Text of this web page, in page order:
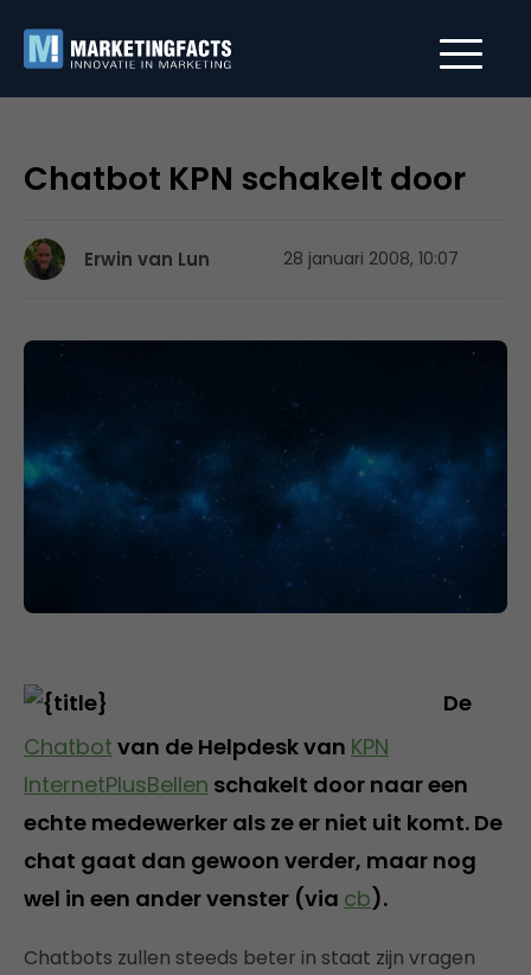
Chatbot KPN schakelt door
Erwin van Lun 28 januari 2008, 10:07
De
Chatbot van de Helpdesk van KPN
InternetPlusBellen schakelt door naar een
echte medewerker als ze er niet uit komt. De
chat gaat dan gewoon verder, maar nog
wel in een ander venster (via cb).
Chatbots zullen steeds beter in staat zijn vragen